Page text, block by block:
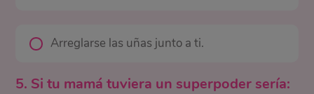
Arreglarse las uñas junto a ti.
5. Si tu mamá tuviera un superpoder sería: